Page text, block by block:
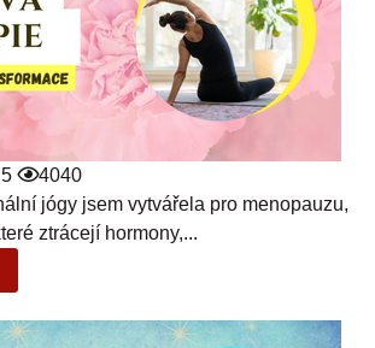
4040
jógy jsem vytvářela pro menopauzu,
ztrácejí hormony,...